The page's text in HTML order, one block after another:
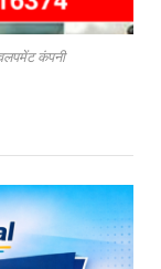
कंपनी